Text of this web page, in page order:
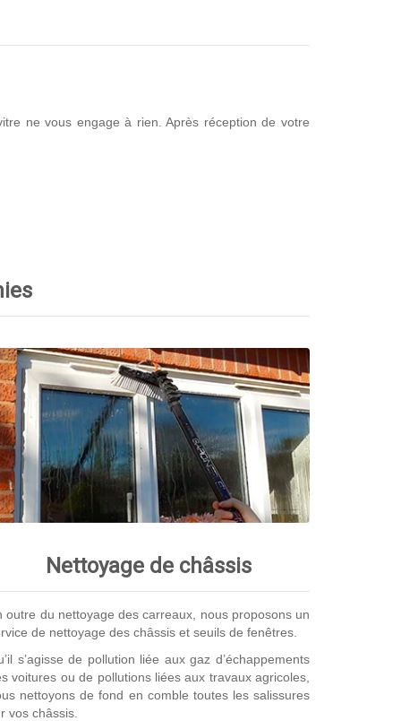
ne vous engage à rien. Après réception de votre
Nettoyage de châssis
outre du nettoyage des carreaux, nous proposons un
de nettoyage des châssis et seuils de fenêtres.
s’agisse de pollution liée aux gaz d’échappements
voitures ou de pollutions liées aux travaux agricoles,
nettoyons de fond en comble toutes les salissures
vos châssis.